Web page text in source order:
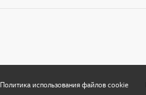
Политика использования файлов cookie